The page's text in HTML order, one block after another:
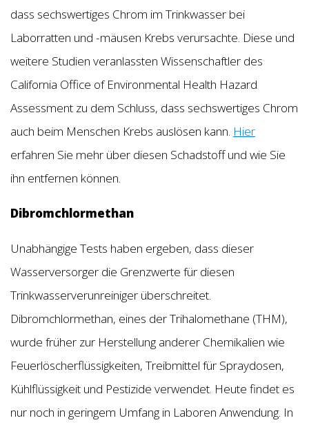
dass sechswertiges Chrom im Trinkwasser bei
Laborratten und -mäusen Krebs verursachte. Diese und
weitere Studien veranlassten Wissenschaftler des
California Office of Environmental Health Hazard
Assessment zu dem Schluss, dass sechswertiges Chrom
auch beim Menschen Krebs auslösen kann. Hier
erfahren Sie mehr über diesen Schadstoff und wie Sie
ihn entfernen können.
Dibromchlormethan
Unabhängige Tests haben ergeben, dass dieser
Wasserversorger die Grenzwerte für diesen
Trinkwasserverunreiniger überschreitet.
Dibromchlormethan, eines der Trihalomethane (THM),
wurde früher zur Herstellung anderer Chemikalien wie
Feuerlöscherflüssigkeiten, Treibmittel für Spraydosen,
Kühlflüssigkeit und Pestizide verwendet. Heute findet es
nur noch in geringem Umfang in Laboren Anwendung. In